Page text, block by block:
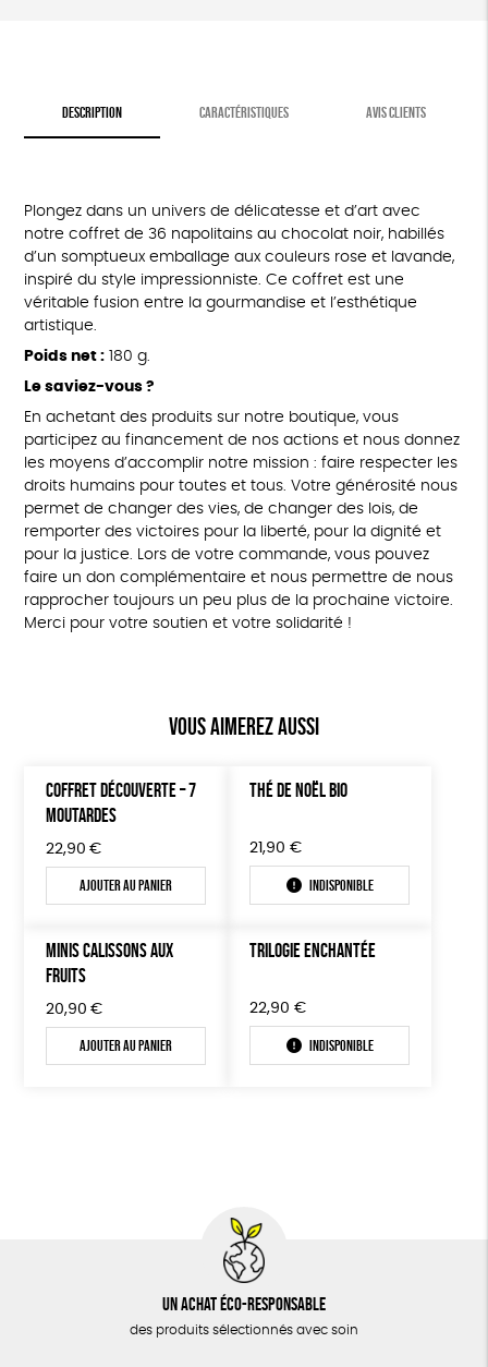
DESCRIPTION CARACTÉRISTIQUES AVIS CLIENTS
Plongez dans un univers de délicatesse et d’art avec
notre coffret de 36 napolitains au chocolat noir, habillés
d’un somptueux emballage aux couleurs rose et lavande,
inspiré du style impressionniste. Ce coffret est une
véritable fusion entre la gourmandise et l’esthétique
artistique.
Poids net :180 g.
Le saviez-vous ?
En achetant des produits sur notre boutique, vous
participez au financement de nos actions et nous donnez
les moyens d’accomplir notre mission : faire respecter les
droits humains pour toutes et tous. Votre générosité nous
permet de changer des vies, de changer des lois, de
remporter des victoires pour la liberté, pour la dignité et
pour la justice. Lors de votre commande, vous pouvez
faire un don complémentaire et nous permettre de nous
rapprocher toujours un peu plus de la prochaine victoire.
Merci pour votre soutien et votre solidarité !
Vous aimerez aussi
COFFRET DÉCOUVERTE – 7
MOUTARDES
22,90 €
Ajouter au panier
THÉ DE NOËL BIO
21,90 €
Indisponible
MINIS CALISSONS AUX
FRUITS
20,90 €
Ajouter au panier
TRILOGIE ENCHANTÉE
22,90 €
Indisponible
Un achat éco-responsable
des produits sélectionnés avec soin